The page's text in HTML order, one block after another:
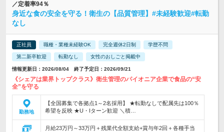
／定着率94％
身近な食の安全を守る！衛生の【品質管理】#未経験歓迎#転勤
なし
正社員 職種・業種未経験OK 完全週休2日制 学歴不問
第二新卒歓迎 転勤なし 女性のおしごと掲載中
情報更新日：2026/08/04 終了予定日：2026/09/21
《シェアは業界トップクラス》衛生管理のパイオニア企業で食品の“安
全”を守る
勤務地
【全国募集で各拠点1～2名採用】 ★転勤なしで配属先は100％
希望を反映 ★U・Iターン歓迎 ＼積…
月給23万円～33万円＋残業代全額支給+賞与年2回＋各種手当